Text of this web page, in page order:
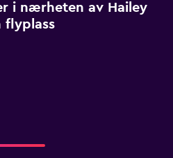
i nærheten av Hailey
flyplass